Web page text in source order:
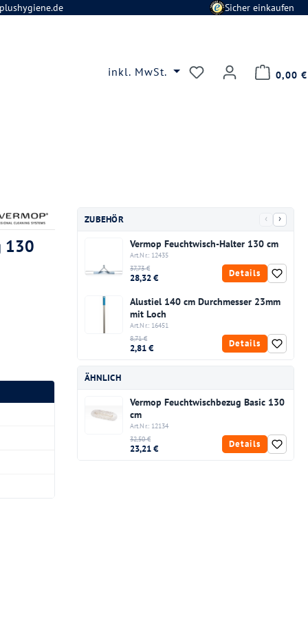
Sicher einkaufen
inkl. MwSt. Du hast 0 0,00 €
130
ZUBEHÖR ‹ ›
Vermop Feuchtwisch-Halter 130 cm
Art.Nr.: 12435
37,73 €
28,32 € Details
Alustiel 140 cm Durchmesser 23mm
mit Loch
Art.Nr.: 16451
8,71 €
2,81 € Details
ÄHNLICH
Vermop Feuchtwischbezug Basic 130
cm
Art.Nr.: 12134
32,50 €
23,21 € Details